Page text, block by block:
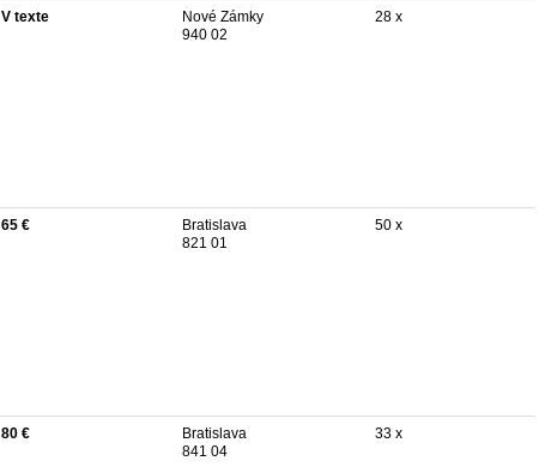
V texte
Nové Zámky
940 02
28 x
65 €
Bratislava
821 01
50 x
80 €
Bratislava
841 04
33 x